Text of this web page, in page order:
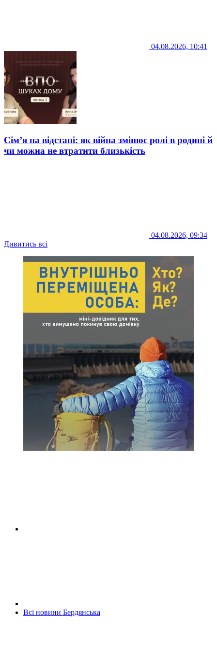
04.08.2026, 10:41
Сім’я на відстані: як війна змінює ролі в родині й
чи можна не втратити близькість
04.08.2026, 09:34
Дивитись всі
Всі новини Бердянська